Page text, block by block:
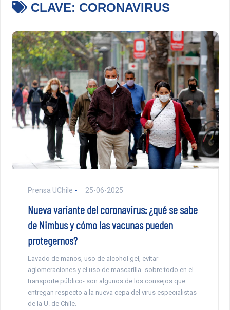
CLAVE: CORONAVIRUS
Prensa UChile 25-06-2025
Nueva variante del coronavirus: ¿qué se sabe
de Nimbus y cómo las vacunas pueden
protegernos?
Lavado de manos, uso de alcohol gel, evitar
aglomeraciones y el uso de mascarilla -sobre todo en el
transporte público- son algunos de los consejos que
entregan respecto a la nueva cepa del virus especialistas
de la U. de Chile.